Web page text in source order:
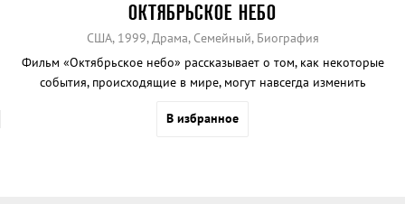
ОКТЯБРЬСКОЕ НЕБО
США, 1999, Драма, Семейный, Биография
Фильм «Октябрьское небо» рассказывает о том, как некоторые
события, происходящие в мире, могут навсегда изменить
В избранное